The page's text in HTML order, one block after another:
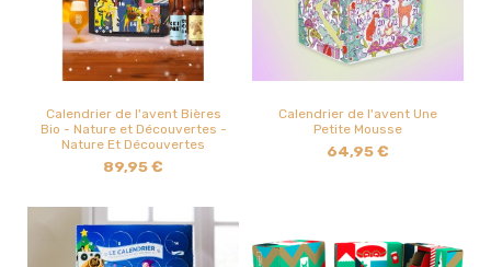
Calendrier de l'avent Bières
Bio - Nature et Découvertes -
Nature Et Découvertes
89,95 €
Calendrier de l'avent Une
Petite Mousse
64,95 €